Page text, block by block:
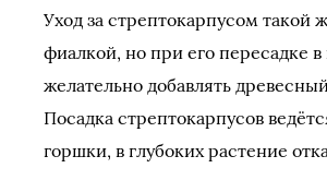
Уход за стрептокарпусом такой
фиалкой, но при его пересадке в
желательно добавлять
Посадка стрептокарпусов
горшки, в глубоких растение